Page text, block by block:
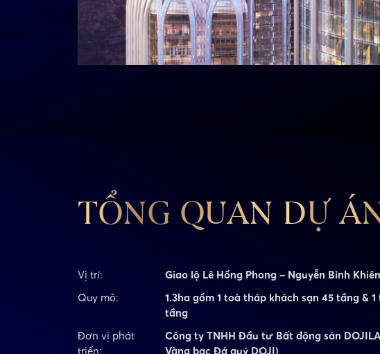
TỔNG QUAN DỰ
Vị trí:
Giao lộ Lê Hồng Phong – Nguyễn Bỉnh
Quy mô:
1.3ha gồm 1 toà tháp khách sạn 45 tầng &
tầng
Đơn vị phát
triển:
Công ty TNHH Đầu tư Bất động sản
Vàng bạc Đá quý DOJI)